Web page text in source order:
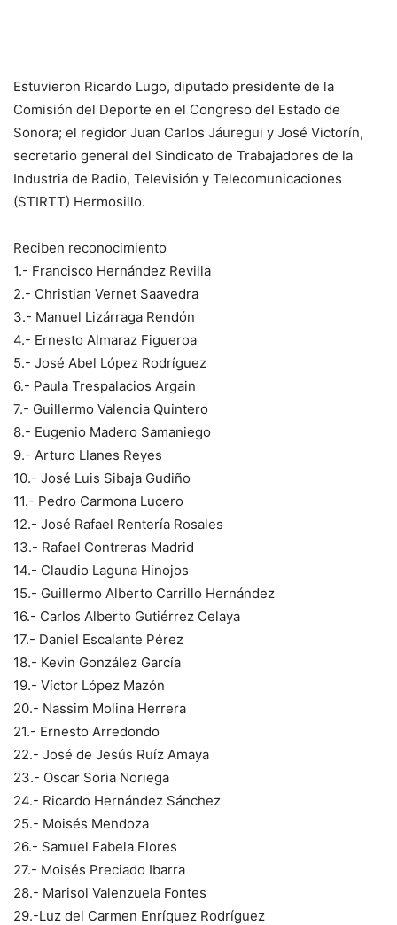
Estuvieron Ricardo Lugo, diputado presidente de la
Comisión del Deporte en el Congreso del Estado de
Sonora; el regidor Juan Carlos Jáuregui y José Victorín,
secretario general del Sindicato de Trabajadores de la
Industria de Radio, Televisión y Telecomunicaciones
(STIRTT) Hermosillo.
Reciben reconocimiento
1.- Francisco Hernández Revilla
2.- Christian Vernet Saavedra
3.- Manuel Lizárraga Rendón
4.- Ernesto Almaraz Figueroa
5.- José Abel López Rodríguez
6.- Paula Trespalacios Argain
7.- Guillermo Valencia Quintero
8.- Eugenio Madero Samaniego
9.- Arturo Llanes Reyes
10.- José Luis Sibaja Gudiño
11.- Pedro Carmona Lucero
12.- José Rafael Rentería Rosales
13.- Rafael Contreras Madrid
14.- Claudio Laguna Hinojos
15.- Guillermo Alberto Carrillo Hernández
16.- Carlos Alberto Gutiérrez Celaya
17.- Daniel Escalante Pérez
18.- Kevin González García
19.- Víctor López Mazón
20.- Nassim Molina Herrera
21.- Ernesto Arredondo
22.- José de Jesús Ruíz Amaya
23.- Oscar Soria Noriega
24.- Ricardo Hernández Sánchez
25.- Moisés Mendoza
26.- Samuel Fabela Flores
27.- Moisés Preciado Ibarra
28.- Marisol Valenzuela Fontes
29.-Luz del Carmen Enríquez Rodríguez